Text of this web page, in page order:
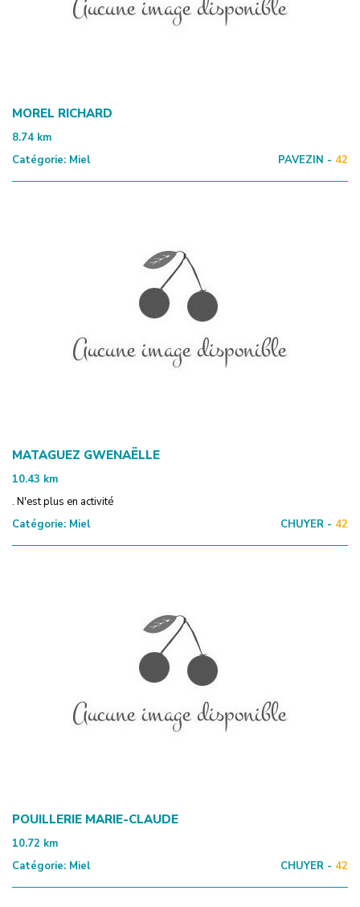
MOREL RICHARD
8.74 km
Catégorie: Miel PAVEZIN - 42
MATAGUEZ GWENAËLLE
10.43 km
. N'est plus en activité
Catégorie: Miel CHUYER - 42
POUILLERIE MARIE-CLAUDE
10.72 km
Catégorie: Miel CHUYER - 42